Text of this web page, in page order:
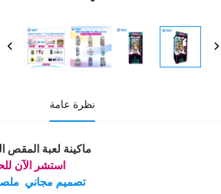
نظرة عامة
ماكينة لعبة المقص
استشر الآن
تصميم مجاني